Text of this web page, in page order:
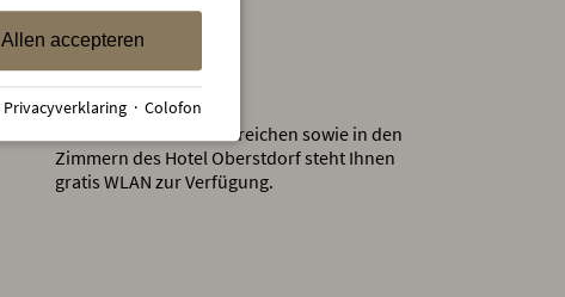
Gratis WLAN
In allen öffentlichen Bereichen sowie in den
Zimmern des Hotel Oberstdorf steht Ihnen
gratis WLAN zur Verfügung.
Allen accepteren
Privacyverklaring · Colofon